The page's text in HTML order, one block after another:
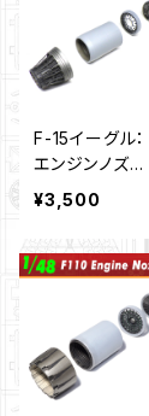
F-15イーグル：
エンジンノズ
ル”クローズタイ
プ”（1/48）
¥3,500